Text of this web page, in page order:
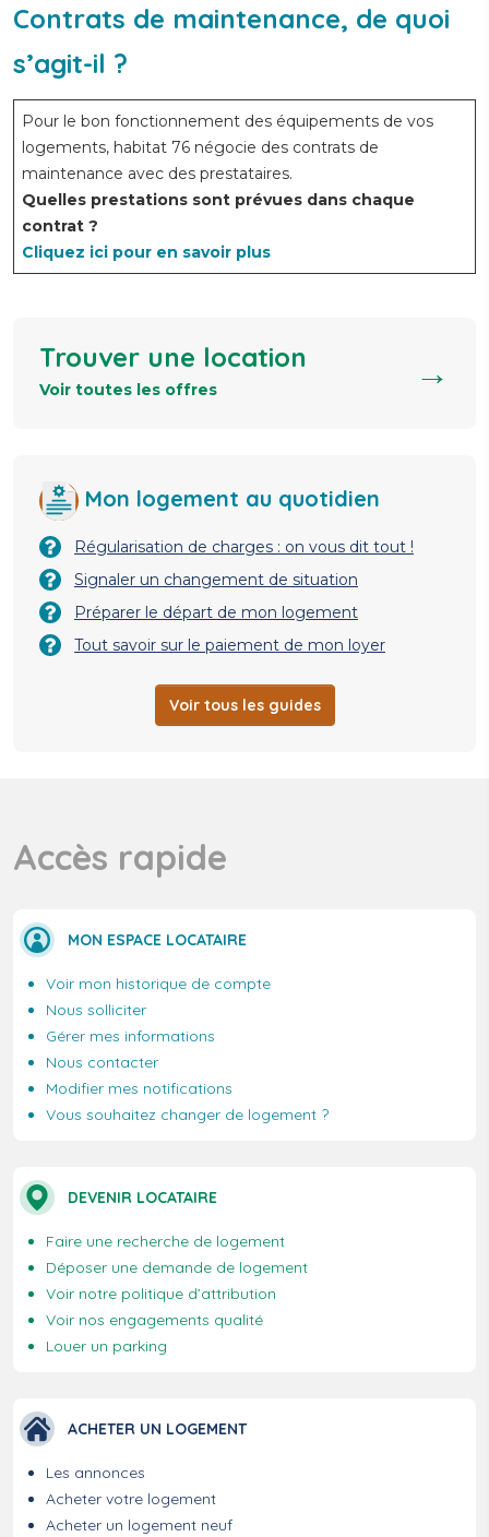
Contrats de maintenance, de quoi
s’agit-il ?
Pour le bon fonctionnement des équipements de vos
logements, habitat 76 négocie des contrats de
maintenance avec des prestataires.
Quelles prestations sont prévues dans chaque
contrat ?
Cliquez ici pour en savoir plus
Trouver une location
Voir toutes les offres →
Mon logement au quotidien
Régularisation de charges : on vous dit tout !
Signaler un changement de situation
Préparer le départ de mon logement
Tout savoir sur le paiement de mon loyer
Voir tous les guides
Accès rapide
MON ESPACE LOCATAIRE
Voir mon historique de compte
Nous solliciter
Gérer mes informations
Nous contacter
Modifier mes notifications
Vous souhaitez changer de logement ?
DEVENIR LOCATAIRE
Faire une recherche de logement
Déposer une demande de logement
Voir notre politique d’attribution
Voir nos engagements qualité
Louer un parking
ACHETER UN LOGEMENT
Les annonces
Acheter votre logement
Acheter un logement neuf